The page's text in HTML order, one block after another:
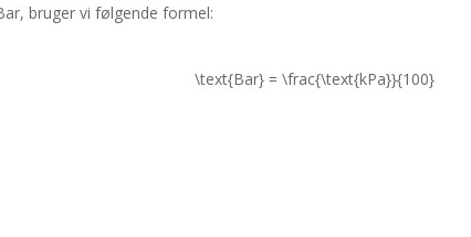
bruger vi følgende formel:
\text{Bar} = \frac{\text{kPa}}{100}